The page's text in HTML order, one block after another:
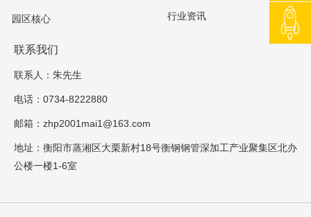
园区核心 行业资讯
联系我们
联系人：朱先生
电话：0734-8222880
邮箱：zhp2001mai1@163.com
地址：衡阳市蒸湘区大栗新村18号衡钢钢管深加工产业聚集区北办
公楼一楼1-6室
返回顶